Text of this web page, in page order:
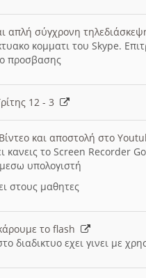
απλή σύγχρονη
κομματι του Skype.
προσβασης
12 - 3
και αποστολή στο
κανεις το Screen Recorder
υπολογιστή
στους μαθητες
το flash
διαδικτυο εχει γινει με